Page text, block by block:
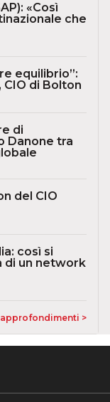
«Così
che
equilibrio”:
CIO di Bolton
di
Danone tra
del CIO
così si
di un network
>